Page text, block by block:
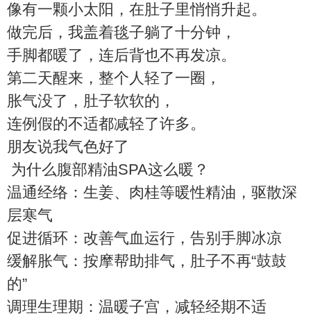
像有一颗小太阳，在肚子里悄悄升起。
做完后，我盖着毯子躺了十分钟，
手脚都暖了，连后背也不再发凉。
第二天醒来，整个人轻了一圈，
胀气没了，肚子软软的，
连例假的不适都减轻了许多。
朋友说我气色好了
为什么腹部精油SPA这么暖？
温通经络：生姜、肉桂等暖性精油，驱散深
层寒气
促进循环：改善气血运行，告别手脚冰凉
缓解胀气：按摩帮助排气，肚子不再“鼓鼓
的”
调理生理期：温暖子宫，减轻经期不适